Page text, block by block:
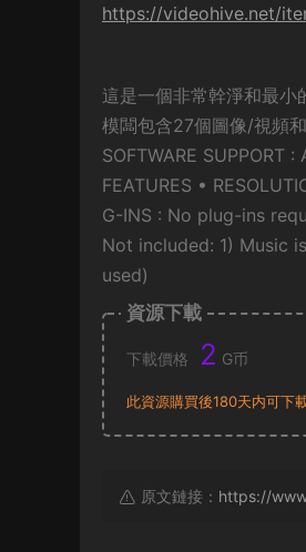
https://videohive.net/
這是一個非常幹淨和最
模闆包含27個圖像/視頻
SOFTWARE SUPPORT
FEATURES •
G-INS : No plug-ins
Not included: 1) Music
used)
資源下載
下載價格 2 G币
此資源購買後180天内可下
原文鏈接： https://